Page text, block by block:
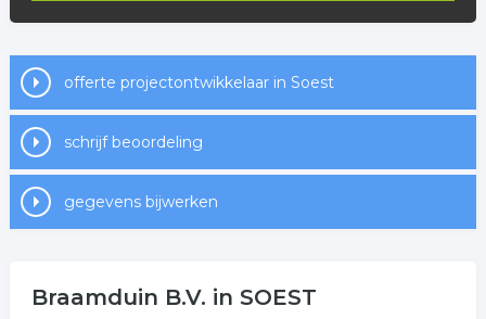
offerte projectontwikkelaar in Soest
schrijf beoordeling
gegevens bijwerken
Braamduin B.V. in SOEST